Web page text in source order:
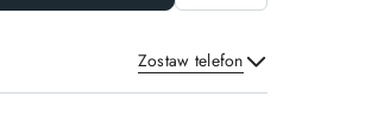
Zostaw telefon
Wyślij